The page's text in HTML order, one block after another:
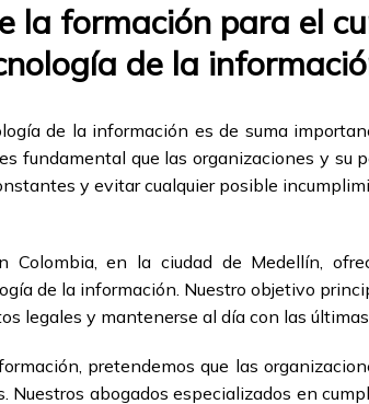
la formación para el
de la
de la información es de suma
fundamental que las organizaciones y
y evitar cualquier posible
Colombia, en la ciudad de Medellín,
de la información. Nuestro objetivo
legales y mantenerse al día con las
pretendemos que las
abogados especializados en